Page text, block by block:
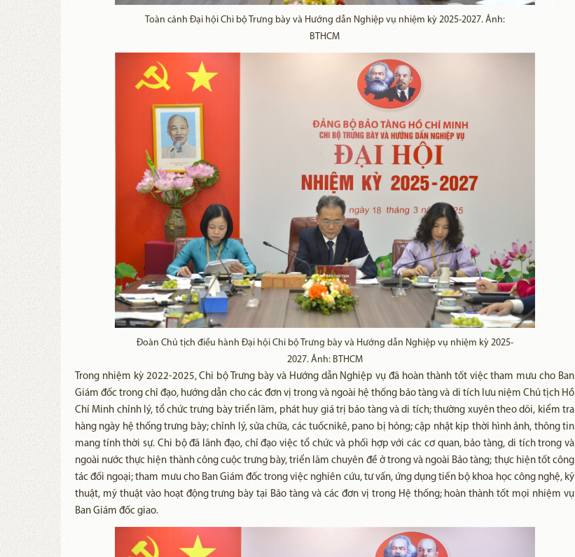
Toàn cảnh Đại hội Chi bộ Trưng bày và Hướng dẫn Nghiệp vụ nhiệm kỳ 2025-2027. Ảnh:
BTHCM
Đoàn Chủ tịch điều hành Đại hội Chi bộ Trưng bày và Hướng dẫn Nghiệp vụ nhiệm kỳ 2025-
2027. Ảnh: BTHCM
Trong nhiệm kỳ 2022-2025, Chi bộ Trưng bày và Hướng dẫn Nghiệp vụ đã hoàn thành tốt việc tham mưu cho Ban
Giám đốc trong chỉ đạo, hướng dẫn cho các đơn vị trong và ngoài hệ thống bảo tàng và di tích lưu niệm Chủ tịch Hồ
Chí Minh chỉnh lý, tổ chức trưng bày triển lãm, phát huy giá trị bảo tàng và di tích; thường xuyên theo dõi, kiểm tra
hàng ngày hệ thống trưng bày; chỉnh lý, sửa chữa, các tuốcnikê, pano bị hỏng; cập nhật kịp thời hình ảnh, thông tin
mang tính thời sự. Chi bộ đã lãnh đạo, chỉ đạo việc tổ chức và phối hợp với các cơ quan, bảo tàng, di tích trong và
ngoài nước thực hiện thành công cuộc trưng bày, triển lãm chuyên đề ở trong và ngoài Bảo tàng; thực hiện tốt công
tác đối ngoại; tham mưu cho Ban Giám đốc trong việc nghiên cứu, tư vấn, ứng dụng tiến bộ khoa học công nghệ, kỹ
thuật, mỹ thuật vào hoạt động trưng bày tại Bảo tàng và các đơn vị trong Hệ thống; hoàn thành tốt mọi nhiệm vụ
Ban Giám đốc giao.